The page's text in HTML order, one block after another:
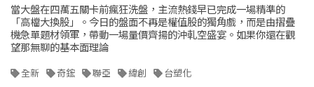
當大盤在四萬五關卡前瘋狂洗盤，主流熱錢早已完成一場精準的
「高檔大換股」。今日的盤面不再是權值股的獨角戲，而是由摺疊
機急單題材領軍，帶動一場量價齊揚的沖軋空盛宴。如果你還在觀
望那無聊的基本面理論
全新 奇鋐 聯亞 緯創 台塑化